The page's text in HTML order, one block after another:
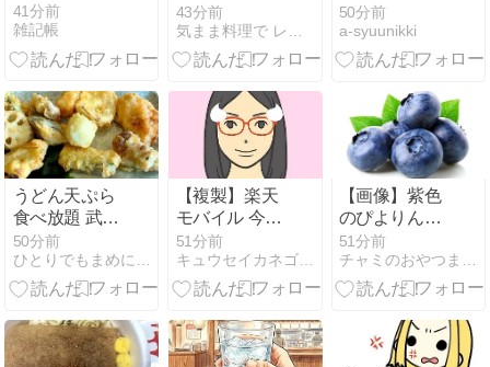
41分前
雑記帳
げ
43分前
ンアリシゼー
ションWar of
Underworld
50分前
a-syuunikki
うどん天ぷら
食べ放題 武蔵
野うどん小麦
晴れ
50分前
【複製】楽天
モバイル 今月
も忘れずエン
トリー
51分前
キュウセイカネゴンのブログ
【画像】紫色
のぴよりん爆
誕！15周年コ
ラボが可愛す
ぎる件
51分前